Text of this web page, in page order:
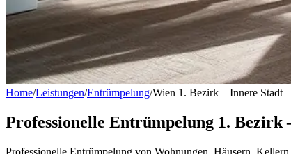
Home/Leistungen/Entrümpelung/Wien 1. Bezirk – Innere Stadt
Professionelle Entrümpelung 1. Bezirk
Professionelle Entrümpelung von Wohnungen, Häusern,